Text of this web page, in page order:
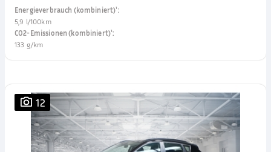
Energieverbrauch (kombiniert)¹:
5,9 l/100km
CO2-Emissionen (kombiniert)¹:
133 g/km
12